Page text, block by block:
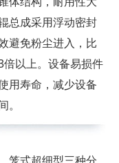
总成采用浮动密封
避免粉尘进入，比
以上。设备易损件
用寿命，减少设备